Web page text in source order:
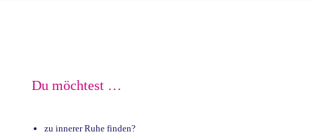
Du möchtest …
zu innerer Ruhe finden?